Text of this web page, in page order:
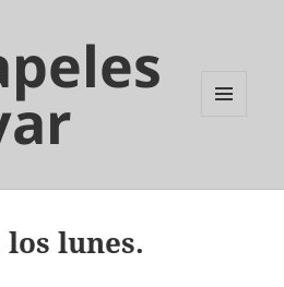
lunes.